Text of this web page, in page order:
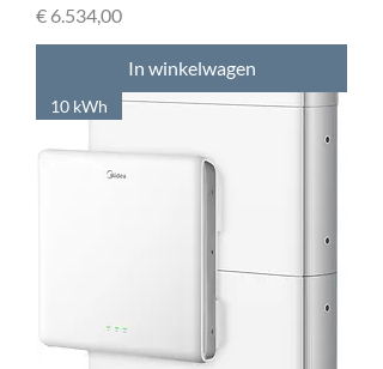
Prijs
€ 6.534,00
In winkelwagen
10 kWh